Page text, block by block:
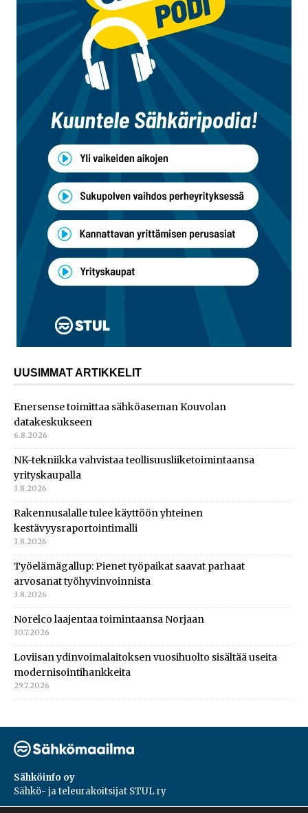
UUSIMMAT ARTIKKELIT
Enersense toimittaa sähköaseman Kouvolan
datakeskukseen
6.8.2026
NK-tekniikka vahvistaa teollisuusliiketoimintaansa
yrityskaupalla
3.8.2026
Rakennusalalle tulee käyttöön yhteinen
kestävyysraportointimalli
3.8.2026
Työelämägallup: Pienet työpaikat saavat parhaat
arvosanat työhyvinvoinnista
3.8.2026
Norelco laajentaa toimintaansa Norjaan
30.7.2026
Loviisan ydinvoimalaitoksen vuosihuolto sisältää useita
modernisointihankkeita
29.7.2026
Sähköinfo oy
Sähkö- ja teleurakoitsijat STUL ry